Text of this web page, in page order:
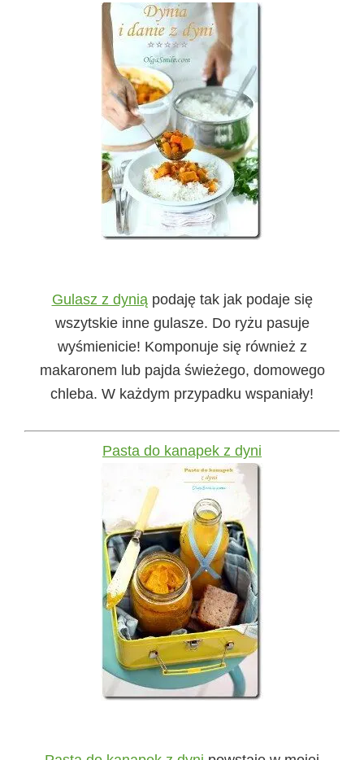
Gulasz z dyniąpodaję tak jak podaje się
wszytskie inne gulasze. Do ryżu pasuje
wyśmienicie! Komponuje się również z
makaronem lub pajda świeżego, domowego
chleba. W każdym przypadku wspaniały!
Pasta do kanapek z dyni